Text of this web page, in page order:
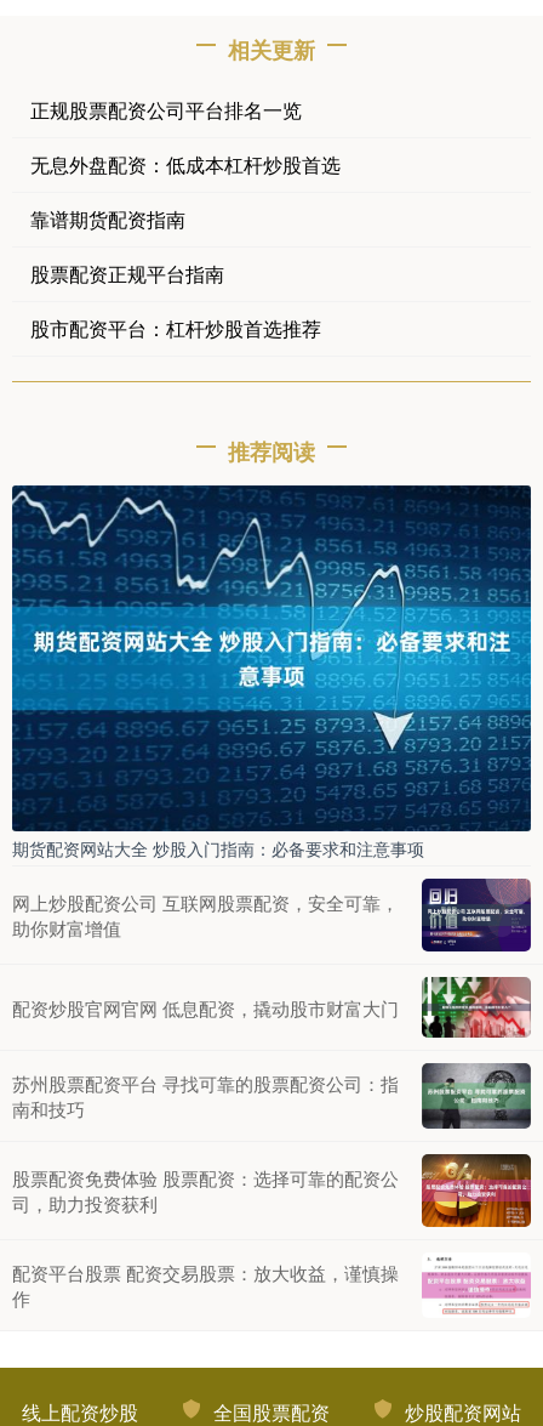
相关更新
正规股票配资公司平台排名一览
无息外盘配资：低成本杠杆炒股首选
靠谱期货配资指南
股票配资正规平台指南
股市配资平台：杠杆炒股首选推荐
推荐阅读
期货配资网站大全 炒股入门指南：必备要求和注意事项
网上炒股配资公司 互联网股票配资，安全可靠，
助你财富增值
配资炒股官网官网 低息配资，撬动股市财富大门
苏州股票配资平台 寻找可靠的股票配资公司：指
南和技巧
股票配资免费体验 股票配资：选择可靠的配资公
司，助力投资获利
配资平台股票 配资交易股票：放大收益，谨慎操
作
线上配资炒股 全国股票配资 炒股配资网站